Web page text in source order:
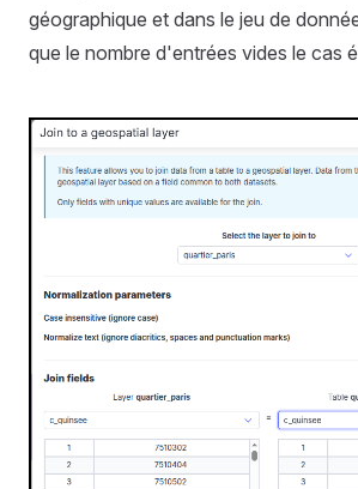
géographique et dans le jeu de
que le nombre d'entrées vides le cas